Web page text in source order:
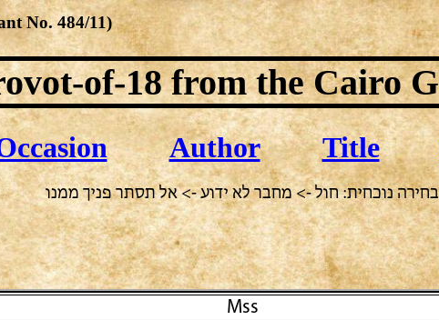
of-18from the Cairo
Author Title
בחירה נוכחית: חול -> מחבר לא ידוע -> אל תסתר פניך ממנו
Mss
No. 484/11)